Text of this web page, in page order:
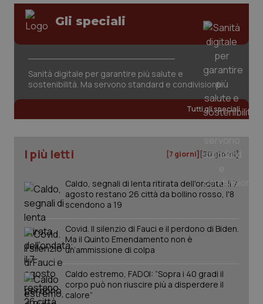
Valle D’Aosta
Oncodermatologia
Oncologia & Nutrizione
Psoriasi & pelle
Quotidiano Chirurgia
Quotidiano Oncologia
Quotidiano Pediatria
Rene & patologie urogenitali
Salute orale & impianti
Gli speciali
Sanità digitale per garantire più salute e
sostenibilità. Ma servono standard e condivisione
Tutti gli speciali
I più letti [7 giorni] [30 giorni]
Caldo, segnali di lenta ritirata dell'ondata: il 7
agosto restano 26 città da bollino rosso, l'8
scendono a 19
Covid. Il silenzio di Fauci e il perdono di Biden.
Ma il Quinto Emendamento non è
un’ammissione di colpa
Caldo estremo, FADOI: “Sopra i 40 gradi il
corpo può non riuscire più a disperdere il
calore”
I cookie necessari contribuiscono a rendere fruibile il
sito web abilitandone funzionalità di base quali la
funzionare correttamente senza questi cookie.
YouTube
.youtube.com